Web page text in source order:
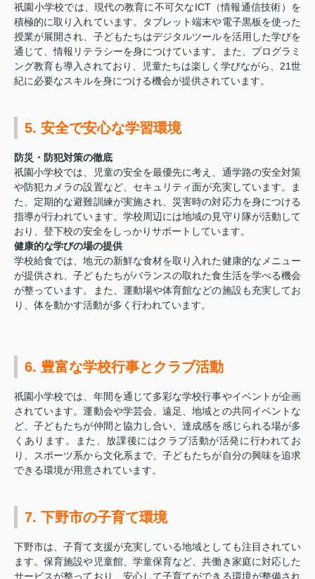
祇園小学校では、現代の教育に不可欠なICT（情報通信技術）を
積極的に取り入れています。タブレット端末や電子黒板を使った
授業が展開され、子どもたちはデジタルツールを活用した学びを
通じて、情報リテラシーを身につけています。また、プログラミ
ング教育も導入されており、児童たちは楽しく学びながら、21世
紀に必要なスキルを身につける機会が提供されています。
5. 安全で安心な学習環境
防災・防犯対策の徹底
祇園小学校では、児童の安全を最優先に考え、通学路の安全対策
や防犯カメラの設置など、セキュリティ面が充実しています。ま
た、定期的な避難訓練が実施され、災害時の対応力を身につける
指導が行われています。学校周辺には地域の見守り隊が活動して
おり、登下校の安全をしっかりサポートしています。
健康的な学びの場の提供
学校給食では、地元の新鮮な食材を取り入れた健康的なメニュー
が提供され、子どもたちがバランスの取れた食生活を学べる機会
が整っています。また、運動場や体育館などの施設も充実してお
り、体を動かす活動が多く行われています。
6. 豊富な学校行事とクラブ活動
祇園小学校では、年間を通じて多彩な学校行事やイベントが企画
されています。運動会や学芸会、遠足、地域との共同イベントな
ど、子どもたちが仲間と協力し合い、達成感を感じられる場が多
くあります。また、放課後にはクラブ活動が活発に行われてお
り、スポーツ系から文化系まで、子どもたちが自分の興味を追求
できる環境が用意されています。
7. 下野市の子育て環境
下野市は、子育て支援が充実している地域としても注目されてい
ます。保育施設や児童館、学童保育など、共働き家庭に対応した
サービスが整っており、安心して子育てができる環境が整備され